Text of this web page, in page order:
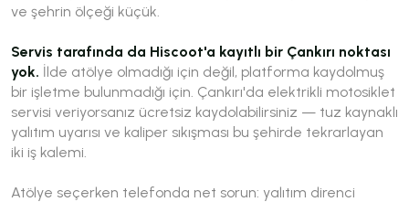
ve şehrin ölçeği küçük.
Servis tarafında da Hiscoot'a kayıtlı bir Çankırı noktası
yok. İlde atölye olmadığı için değil, platforma kaydolmuş
bir işletme bulunmadığı için. Çankırı'da elektrikli motosiklet
servisi veriyorsanız ücretsiz kaydolabilirsiniz — tuz kaynaklı
yalıtım uyarısı ve kaliper sıkışması bu şehirde tekrarlayan
iki iş kalemi.
Atölye seçerken telefonda net sorun: yalıtım direnci